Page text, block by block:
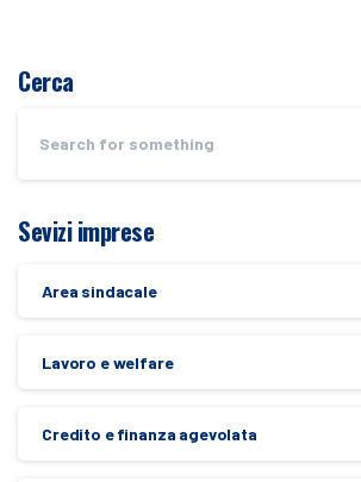
Cerca
Sevizi imprese
Area sindacale
Lavoro e welfare
Credito e finanza agevolata